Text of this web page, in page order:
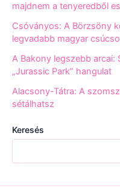
majdnem a tenyeredből
Csóványos: A Börzsöny
legvadabb magyar
A Bakony legszebb arcai:
„Jurassic Park” hangulat
Alacsony-Tátra: A
sétálhatsz
Keresés